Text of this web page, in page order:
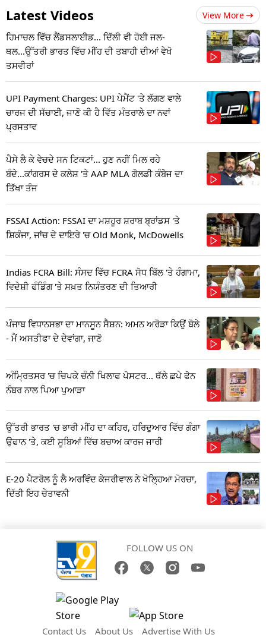
Latest Videos View More
ਹਿਮਾਚਲ ਵਿੱਚ ਲੈਂਡਸਲਾਈਡ... ਦਿੱਲੀ ਵੀ ਹੋਈ ਜਲ-
ਥਲ...ਉੱਤਰੀ ਭਾਰਤ ਵਿੱਚ ਮੀਂਹ ਦੀ ਤਬਾਹੀ ਦੀਆਂ ਵੇਖੋ
ਤਸਵੀਰਾਂ
UPI Payment Charges: UPI ਪੇਮੈਂਟ 'ਤੇ ਲੱਗਣ ਵਾਲੇ
ਚਾਰਜ ਦੀ ਸੱਚਾਈ, ਜਾਣੋ ਕੀ ਹੈ ਵਿੱਤ ਮੰਤਰਾਲੇ ਦਾ ਨਵਾਂ
ਪ੍ਰਸਤਾਵ
ਪੈਸੇ ਲੈ ਕੇ ਵੇਚਦੇ ਸਨ ਟਿਕਟਾਂ... ਹੁਣ ਨਹੀਂ ਮਿਲ ਰਹੇ
ਬੰਦੇ...ਕਾਂਗਰਸ ਦੇ ਕਲੇਸ਼ 'ਤੇ AAP MLA ਗੋਲਡੀ ਕੰਬੋਜ ਦਾ
ਤਿੱਖਾ ਤੰਜ
FSSAI Action: FSSAI ਦਾ ਮਸ਼ਹੂਰ ਸ਼ਰਾਬ ਬ੍ਰਾਂਡਸ 'ਤੇ
ਸ਼ਿਕੰਜਾ, ਜਾਂਚ ਦੇ ਦਾਇਰੇ 'ਚ Old Monk, McDowells
Indias FCRA Bill: ਸੰਸਦ ਵਿੱਚ FCRA ਸੋਧ ਬਿੱਲ 'ਤੇ ਹੰਗਾਮਾ,
ਵਿਦੇਸ਼ੀ ਫੰਡਿੰਗ 'ਤੇ ਸਖ਼ਤ ਨਿਯੰਤਰਣ ਦੀ ਤਿਆਰੀ
ਪੰਜਾਬ ਵਿਧਾਨਸਭਾ ਦਾ ਮਾਨਸੂਨ ਸੈਸ਼ਨ: ਅਮਨ ਅਰੋੜਾ ਕਿਉਂ ਬੋਲੇ
- ਮੈਂ ਅਸਤੀਫਾ ਦੇ ਦੇਵਾਂਗਾ, ਜਾਣੋ
ਅੰਮ੍ਰਿਤਸਰ 'ਚ ਚਿਪਕੇ ਚੰਨੀ ਖਿਲਾਫ ਪੋਸਟਰ... ਥੱਲੇ ਛਪੇ ਫੋਨ
ਨੰਬਰ ਨਾਲ ਪਿਆ ਪੁਆੜਾ
ਉੱਤਰੀ ਭਾਰਤ 'ਚ ਭਾਰੀ ਮੀਂਹ ਦਾ ਕਹਿਰ, ਹਰਿਦੁਆਰ ਵਿੱਚ ਗੰਗਾ
ਉਫਾਨ 'ਤੇ, ਕਈ ਸੂਬਿਆਂ ਵਿੱਚ ਬਚਾਅ ਕਾਰਜ ਜਾਰੀ
E-20 ਪੈਟਰੋਲ ਨੂੰ ਲੈ ਅਰਵਿੰਦ ਕੇਜਰੀਵਾਲ ਨੇ ਖੋਲ੍ਹਿਆ ਮੋਰਚਾ,
ਦਿੱਤੀ ਇਹ ਚੇਤਾਵਨੀ
FOLLOW US ON
Contact Us About Us Advertise With Us